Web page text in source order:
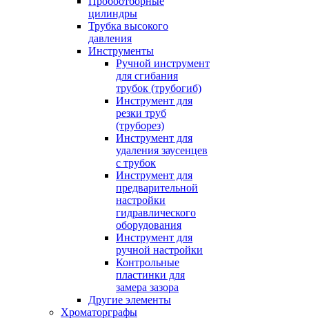
цилиндры
Трубка высокого
давления
Инструменты
Ручной инструмент
для сгибания
трубок (трубогиб)
Инструмент для
резки труб
(труборез)
Инструмент для
удаления заусенцев
с трубок
Инструмент для
предварительной
настройки
гидравлического
оборудования
Инструмент для
ручной настройки
Контрольные
пластинки для
замера зазора
Другие элементы
Хроматорграфы